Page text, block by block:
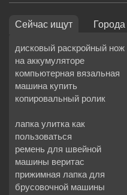
Сейчас ищут Города
дисковый раскройный нож
на аккумуляторе
компьютерная вязальная
машина купить
копировальный ролик
лапка улитка как
пользоваться
ремень для швейной
машины веритас
прижимная лапка для
брусовочной машины